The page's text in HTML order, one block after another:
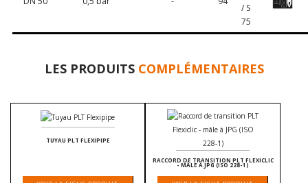
/ S
75
LES PRODUITS COMPLÉMENTAIRES
TUYAU PLT FLEXIPIPE
RACCORD DE TRANSITION PLT FLEXICLIC
- MÂLE À JPG (ISO 228-1)